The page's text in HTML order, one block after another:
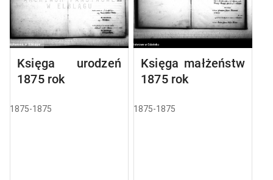
Księga urodzeń
1875 rok
1875-1875
Księga małżeństw
1875 rok
1875-1875